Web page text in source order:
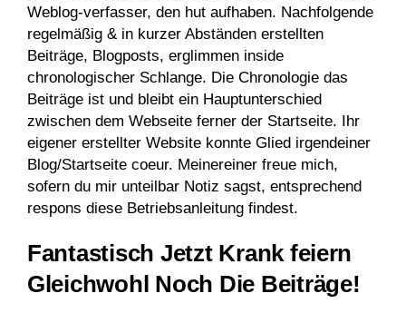
Weblog-verfasser, den hut aufhaben. Nachfolgende
regelmäßig & in kurzer Abständen erstellten
Beiträge, Blogposts, erglimmen inside
chronologischer Schlange. Die Chronologie das
Beiträge ist und bleibt ein Hauptunterschied
zwischen dem Webseite ferner der Startseite. Ihr
eigener erstellter Website konnte Glied irgendeiner
Blog/Startseite coeur. Meinereiner freue mich,
sofern du mir unteilbar Notiz sagst, entsprechend
respons diese Betriebsanleitung findest.
Fantastisch Jetzt Krank feiern
Gleichwohl Noch Die Beiträge!